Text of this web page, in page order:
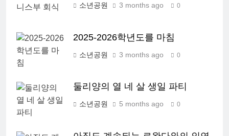
소년공원 3 months ago 0
2025-2026학년도를 마침
소년공원 3 months ago 0
둘리양의 열 네 살 생일 파티
소년공원 5 months ago 0